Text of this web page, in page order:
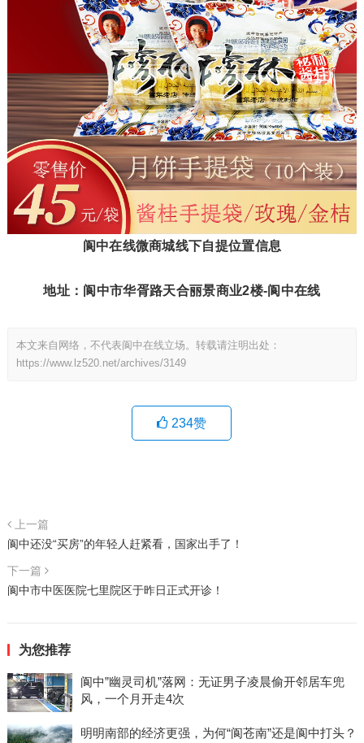
阆中在线微商城线下自提位置信息
地址：阆中市华胥路天合丽景商业2楼-阆中在线
本文来自网络，不代表阆中在线立场。转载请注明出处：
https://www.lz520.net/archives/3149
234赞
上一篇
阆中还没“买房”的年轻人赶紧看，国家出手了！
下一篇
阆中市中医医院七里院区于昨日正式开诊！
为您推荐
阆中”幽灵司机”落网：无证男子凌晨偷开邻居车兜
风，一个月开走4次
明明南部的经济更强，为何“阆苍南”还是阆中打头？